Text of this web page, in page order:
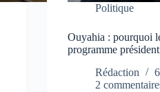
Politique
Ouyahia : pourquoi
programme
Rédaction
2